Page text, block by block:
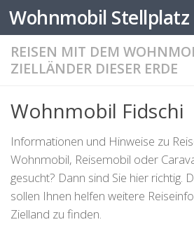
Zum Inhalt springen
REISEN MIT DEM
ZIELLÄNDER DIESER ERDE
Wohnmobil Fidschi
Informationen und Hinweise zu
Wohnmobil, Reisemobil oder
gesucht? Dann sind Sie hier richtig.
sollen Ihnen helfen weitere
Zielland zu finden.